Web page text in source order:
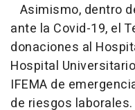
Asimismo, dentro
ante la Covid-19, el
donaciones al
Hospital
IFEMA de
de riesgos